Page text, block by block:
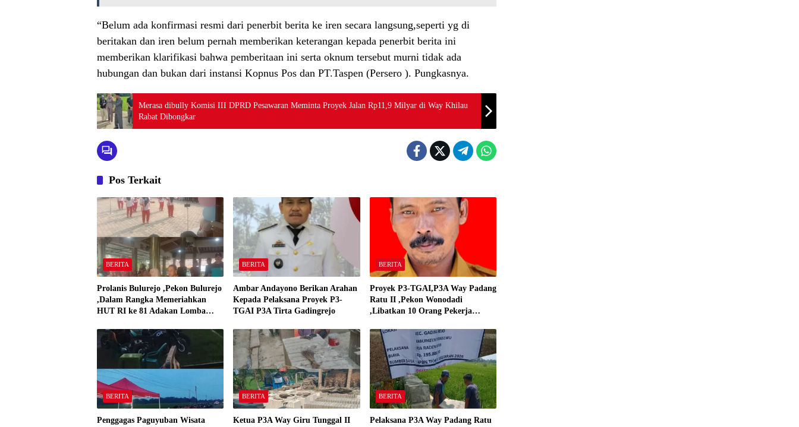
“Belum ada konfirmasi resmi dari penerbit berita ke iren secara langsung,seperti yg di
beritakan dan iren belum pernah memberikan keterangan kepada penerbit berita ini
memberikan klarifikasi bahwa pemberitaan ini serta oknum tersebut murni tidak ada
hubungan dan bukan dari instansi Kopnus Pos dan PT.Taspen (Persero ). Pungkasnya.
Merasa dibully Komisi III DPRD Pesawaran Meminta Proyek Jalan Rp11,9 Milyar di Way Khilau
Rabat Dibongkar
Pos Terkait
BERITA
Prolanis Bulurejo ,Pekon Bulurejo
,Dalam Rangka Memeriahkan
HUT RI ke 81 Adakan Lomba
BERITA
Ambar Andayono Berikan Arahan
Kepada Pelaksana Proyek P3-
TGAI P3A Tirta Gadingrejo
BERITA
Proyek P3-TGAI,P3A Way Padang
Ratu II ,Pekon Wonodadi
,Libatkan 10 Orang Pekerja
BERITA
Penggagas Paguyuban Wisata
BERITA
Ketua P3A Way Giru Tunggal II
BERITA
Pelaksana P3A Way Padang Ratu